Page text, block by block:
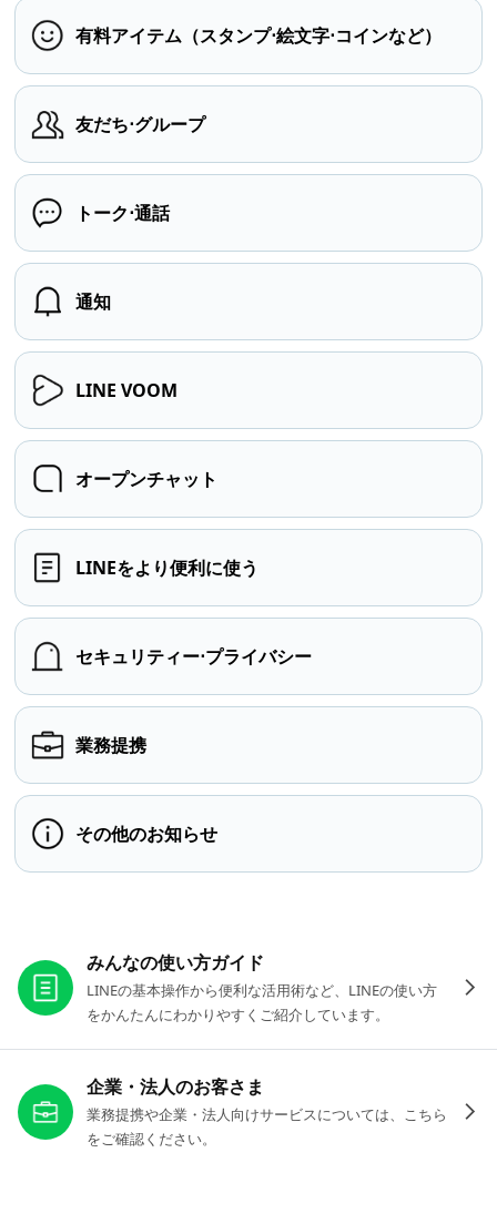
有料アイテム（スタンプ⋅絵文字⋅コインなど）
友だち⋅グループ
トーク⋅通話
通知
LINE VOOM
オープンチャット
LINEをより便利に使う
セキュリティー⋅プライバシー
業務提携
その他のお知らせ
みんなの使い方ガイド
LINEの基本操作から便利な活用術など、LINEの使い方
をかんたんにわかりやすくご紹介しています。
企業・法人のお客さま
業務提携や企業・法人向けサービスについては、こちら
をご確認ください。